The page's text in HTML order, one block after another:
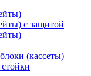
с защитой
(кассеты)